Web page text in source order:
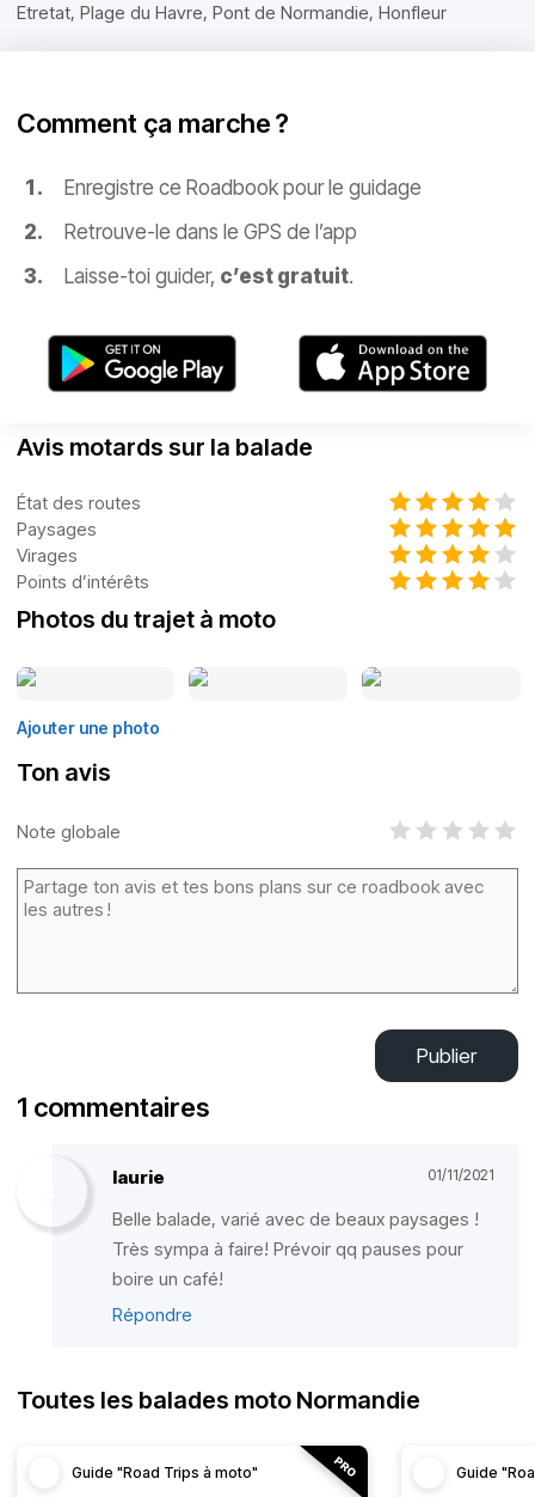
Etretat, Plage du Havre, Pont de Normandie, Honfleur
Comment ça marche ?
Enregistre ce Roadbook pour le guidage
Retrouve-le dans le GPS de l’app
Laisse-toi guider, c’est gratuit.
Avis motards sur la balade
État des routes
Paysages
Virages
Points d’intérêts
Photos du trajet à moto
Ajouter une photo
Ton avis
Note globale
Publier
1 commentaires
laurie 01/11/2021
Belle balade, varié avec de beaux paysages !
Très sympa à faire! Prévoir qq pauses pour
boire un café!
Répondre
Toutes les balades moto Normandie
Guide "Road Trips à moto" Guide